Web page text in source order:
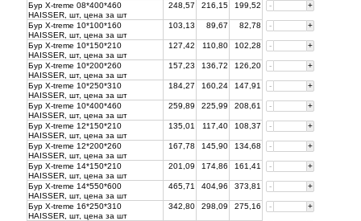
Бур X-treme 08*400*460
HAISSER, шт, цена за шт
248,57 216,15 199,52 - +
Бур X-treme 10*100*160
HAISSER, шт, цена за шт
103,13 89,67 82,78 - +
Бур X-treme 10*150*210
HAISSER, шт, цена за шт
127,42 110,80 102,28 - +
Бур X-treme 10*200*260
HAISSER, шт, цена за шт
157,23 136,72 126,20 - +
Бур X-treme 10*250*310
HAISSER, шт, цена за шт
184,27 160,24 147,91 - +
Бур X-treme 10*400*460
HAISSER, шт, цена за шт
259,89 225,99 208,61 - +
Бур X-treme 12*150*210
HAISSER, шт, цена за шт
135,01 117,40 108,37 - +
Бур X-treme 12*200*260
HAISSER, шт, цена за шт
167,78 145,90 134,68 - +
Бур X-treme 14*150*210
HAISSER, шт, цена за шт
201,09 174,86 161,41 - +
Бур X-treme 14*550*600
HAISSER, шт, цена за шт
465,71 404,96 373,81 - +
Бур X-treme 16*250*310
HAISSER, шт, цена за шт
342,80 298,09 275,16 - +